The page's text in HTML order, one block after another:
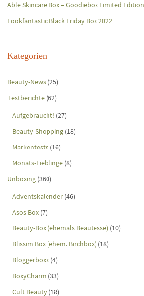
Able Skincare Box – Goodiebox Limited Edition
Lookfantastic Black Friday Box 2022
Kategorien
Beauty-News (25)
Testberichte (62)
Aufgebraucht! (27)
Beauty-Shopping (18)
Markentests (16)
Monats-Lieblinge (8)
Unboxing (360)
Adventskalender (46)
Asos Box (7)
Beauty-Box (ehemals Beautesse) (10)
Blissim Box (ehem. Birchbox) (18)
Bloggerboxx (4)
BoxyCharm (33)
Cult Beauty (18)